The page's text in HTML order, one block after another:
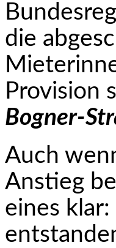
die
Provision
Bogner-
Auch
Anstieg
eines